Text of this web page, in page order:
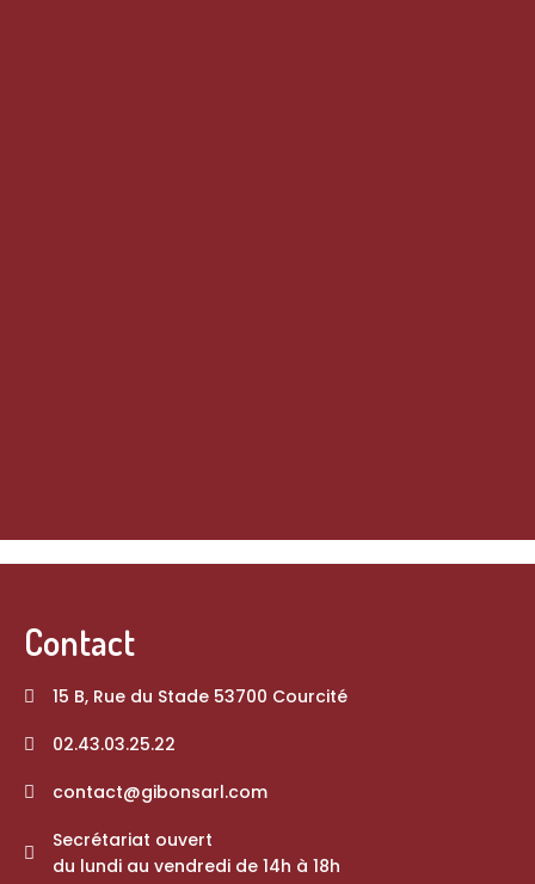
Contact
15 B, Rue du Stade 53700 Courcité
02.43.03.25.22
contact@gibonsarl.com
Secrétariat ouvert
du lundi au vendredi de 14h à 18h